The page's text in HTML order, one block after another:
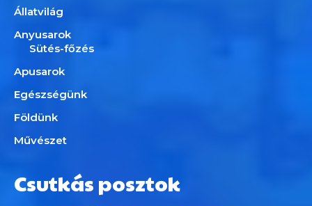
Állatvilág
Anyusarok
Sütés-főzés
Apusarok
Egészségünk
Földünk
Művészet
Csutkás posztok